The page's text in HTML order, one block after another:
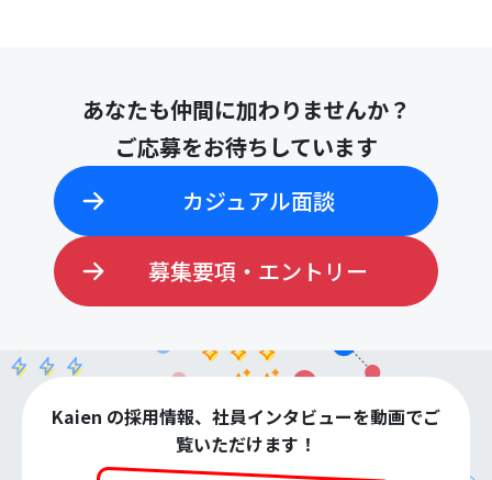
あなたも仲間に加わりませんか？
ご応募をお待ちしています
カジュアル面談
募集要項・エントリー
Kaien の採用情報、社員インタビューを動画でご
覧いただけます！